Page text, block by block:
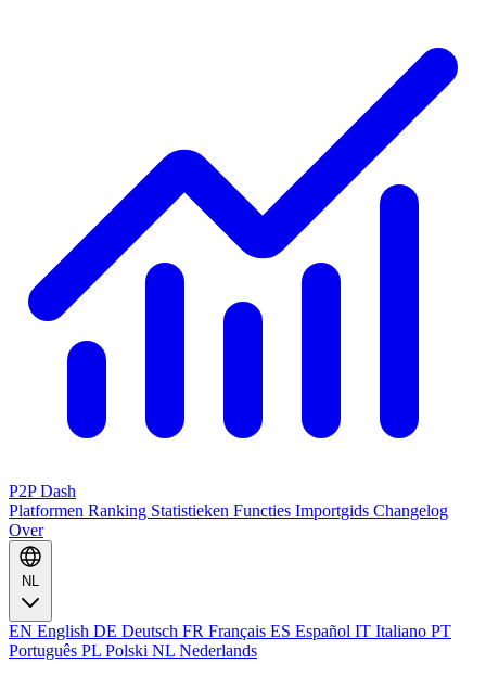
P2P Dash
Platformen Ranking Statistieken Functies Importgids Changelog
Over
NL
EN English DE Deutsch FR Français ES Español IT Italiano PT
Português PL Polski NL Nederlands